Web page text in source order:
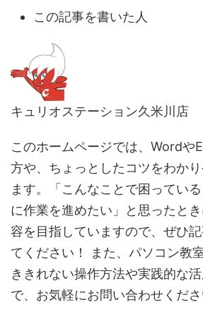
この記事を書いた人
キュリオステーション久米川店
このホームページでは、Wordや
方や、ちょっとしたコツをわか
ます。「こんなことで困ってい
に作業を進めたい」と思ったと
容を目指していますので、ぜひ
てください！ また、パソコン教
ききれない操作方法や実践的な
で、お気軽にお問い合わせくださ